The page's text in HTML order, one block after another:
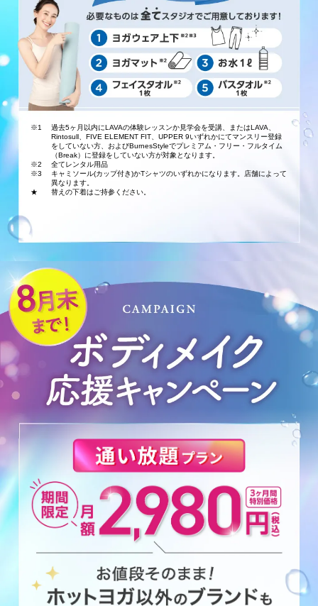
※1
過去5ヶ月以内にLAVAの体験レッスンか見学会を受講、またはLAVA、
Rintosull、FIVE ELEMENT FIT、UPPER 9いずれかにてマンスリー登録
をしていない方、およびBurnesStyleでプレミアム・フリー・フルタイム
（Break）に登録をしていない方が対象となります。
※2
全てレンタル用品
※3
キャミソール(カップ付き)かTシャツのいずれかになります。店舗によって
異なります。
★
替えの下着はご持参ください。